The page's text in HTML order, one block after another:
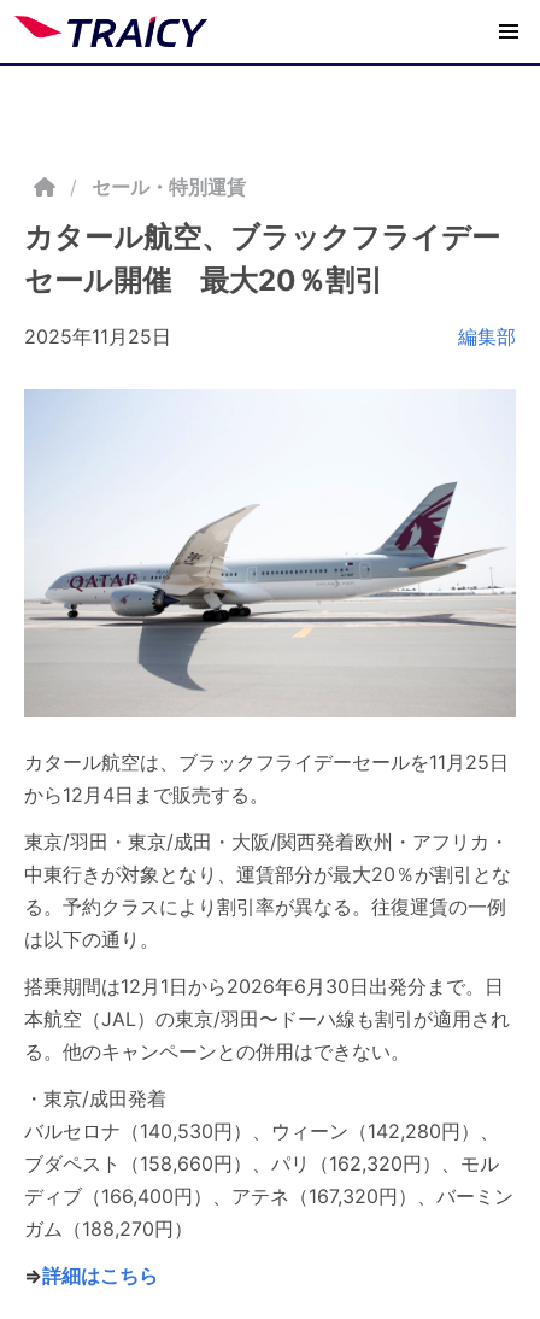
/ セール・特別運賃
カタール航空、ブラックフライデー
セール開催 最大20％割引
2025年11月25日 編集部
カタール航空は、ブラックフライデーセールを11月25日
から12月4日まで販売する。
東京/羽田・東京/成田・大阪/関西発着欧州・アフリカ・
中東行きが対象となり、運賃部分が最大20％が割引とな
る。予約クラスにより割引率が異なる。往復運賃の一例
は以下の通り。
搭乗期間は12月1日から2026年6月30日出発分まで。日
本航空（JAL）の東京/羽田〜ドーハ線も割引が適用され
る。他のキャンペーンとの併用はできない。
・東京/成田発着
バルセロナ（140,530円）、ウィーン（142,280円）、
ブダペスト（158,660円）、パリ（162,320円）、モル
ディブ（166,400円）、アテネ（167,320円）、バーミン
ガム（188,270円）
⇒詳細はこちら